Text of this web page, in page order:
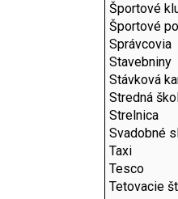
Športové
Športové
Správcovia
Stavebniny
Stávková
Stredná
Strelnica
Svadobné
Taxi
Tesco
Tetovacie